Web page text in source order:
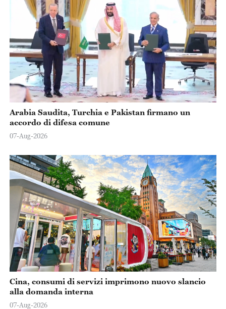
Arabia Saudita, Turchia e Pakistan firmano un
accordo di difesa comune
07-Aug-2026
Cina, consumi di servizi imprimono nuovo slancio
alla domanda interna
07-Aug-2026